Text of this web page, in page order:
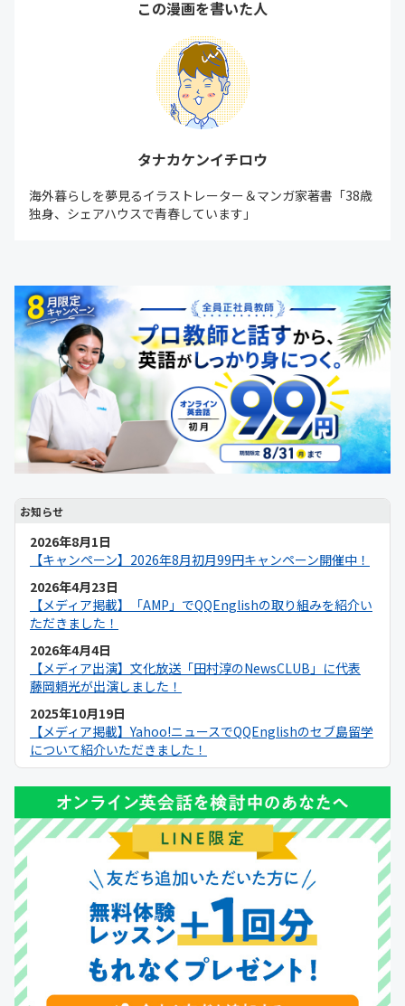
この漫画を書いた人
タナカケンイチロウ
海外暮らしを夢見るイラストレーター＆マンガ家著書「38歳
独身、シェアハウスで青春しています」
お知らせ
2026年8月1日
【キャンペーン】2026年8月初月99円キャンペーン開催中！
2026年4月23日
【メディア掲載】「AMP」でQQEnglishの取り組みを紹介い
ただきました！
2026年4月4日
【メディア出演】文化放送「田村淳のNewsCLUB」に代表
藤岡頼光が出演しました！
2025年10月19日
【メディア掲載】Yahoo!ニュースでQQEnglishのセブ島留学
について紹介いただきました！
【メディア掲載】NNA ASIAでQQEnglishのセブ島留学につ
いて紹介いただきました！
2025年9月6日
【メディア掲載】日本経済新聞でQQEnglishのセブ島留学に
ついて紹介いただきました！
2025年9月1日
【キャンペーン】2025年9月初月0円キャンペーン開催中！
2025年8月11日
【メディア出演】Heart FM「QUEEN OF HERTS」に
QQEnglishマーケティングスタッフが出演しました！